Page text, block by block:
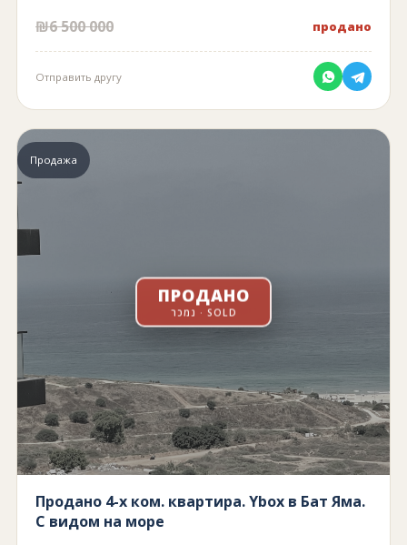
₪6 500 000 продано
Отправить другу
Продажа
ПРОДАНО
נמכר · SOLD
Продано 4-х ком. квартира. Ybox в Бат Яма.
С видом на море